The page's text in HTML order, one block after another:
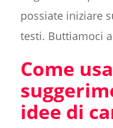
possiate iniziare
testi. Buttiamoci
Come
idee di